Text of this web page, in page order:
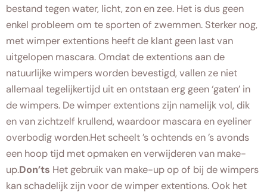
bestand tegen water, licht, zon en zee. Het is dus geen
enkel probleem om te sporten of zwemmen. Sterker nog,
met wimper extentions heeft de klant geen last van
uitgelopen mascara. Omdat de extentions aan de
natuurlijke wimpers worden bevestigd, vallen ze niet
allemaal tegelijkertijd uit en ontstaan erg geen ‘gaten’ in
de wimpers. De wimper extentions zijn namelijk vol, dik
en van zichtzelf krullend, waardoor mascara en eyeliner
overbodig worden.Het scheelt ’s ochtends en ’s avonds
een hoop tijd met opmaken en verwijderen van make-
up.Don’ts Het gebruik van make-up op of bij de wimpers
kan schadelijk zijn voor de wimper extentions. Ook het